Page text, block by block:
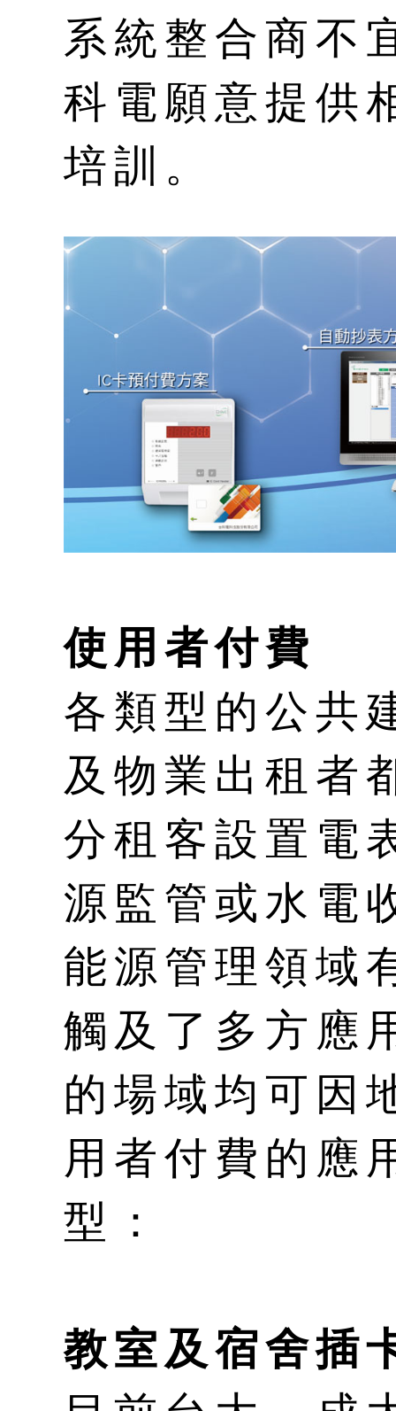
系統整合商不
科電願意提供
培訓。
使用者付費
各類型的公共
及物業出租者
分租客設置電
源監管或水電
能源管理領域
觸及了多方應
的場域均可因
用者付費的應
型：
教室及宿舍插